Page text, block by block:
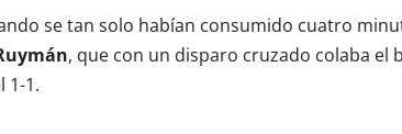
se tan solo habían consumido cuatro
, que con un disparo cruzado colaba el
1-1.